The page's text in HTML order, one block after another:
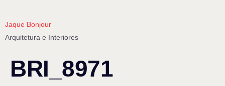
Jaque Bonjour
Arquitetura e Interiores
BRI_8971